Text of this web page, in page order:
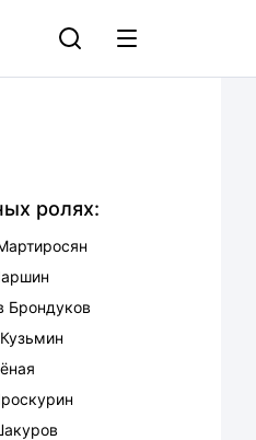
ролях:
Брондуков